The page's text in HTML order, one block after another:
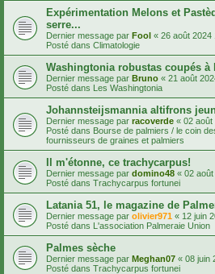
Expérimentation Melons et
serre...
Dernier message par Fool « 26 août 2024
Posté dans Climatologie
Washingtonia robustas coupés à
Dernier message par Bruno « 21 août
Posté dans Les Washingtonia
Johannsteijsmannia altifrons
Dernier message par racoverde « 02 août
Posté dans Bourse de palmiers / le coin
fournisseurs de graines et palmiers
Il m'étonne, ce trachycarpus!
Dernier message par domino48 « 02
Posté dans Trachycarpus fortunei
Latania 51, le magazine de
Dernier message par olivier971 « 12 juin
Posté dans L'association Palmeraie Union
Palmes sèche
Dernier message par Meghan07 « 08 juin
Posté dans Trachycarpus fortunei